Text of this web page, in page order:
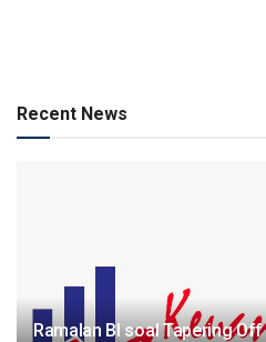
Recent News
Ramalan BI soal Tapering